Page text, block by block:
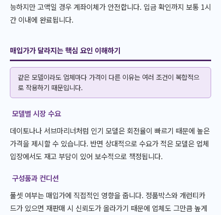
능하지만 고액일 경우 계좌이체가 안전합니다. 입금 확인까지 보통 1시
간 이내에 완료됩니다.
매입가가 달라지는 핵심 요인 이해하기
같은 모델이라도 업체마다 가격이 다른 이유는 여러 조건이 복합적으
로 작용하기 때문입니다.
모델별 시장 수요
데이토나나 서브마리너처럼 인기 모델은 회전율이 빠르기 때문에 높은
가격을 제시할 수 있습니다. 반면 상대적으로 수요가 적은 모델은 업체
입장에서도 재고 부담이 있어 보수적으로 책정됩니다.
구성품과 컨디션
풀셋 여부는 매입가에 직접적인 영향을 줍니다. 정품박스와 개런티카
드가 있으면 재판매 시 신뢰도가 올라가기 때문에 업체도 그만큼 높게